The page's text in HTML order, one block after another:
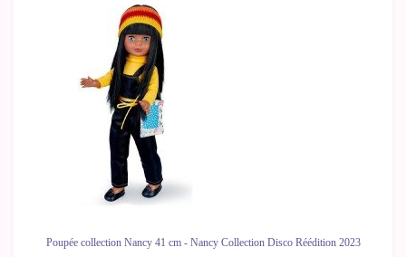
Poupée collection Nancy 41 cm - Nancy Collection Disco Réédition 2023